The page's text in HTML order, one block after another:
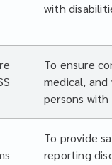
with
To ensure
medical,
persons with
To provide
reporting